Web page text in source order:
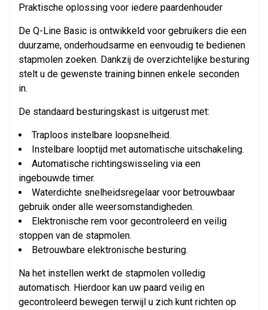
Praktische oplossing voor iedere paardenhouder
De Q-Line Basic is ontwikkeld voor gebruikers die een
duurzame, onderhoudsarme en eenvoudig te bedienen
stapmolen zoeken. Dankzij de overzichtelijke besturing
stelt u de gewenste training binnen enkele seconden
in.
De standaard besturingskast is uitgerust met:
Traploos instelbare loopsnelheid.
Instelbare looptijd met automatische uitschakeling.
Automatische richtingswisseling via een
ingebouwde timer.
Waterdichte snelheidsregelaar voor betrouwbaar
gebruik onder alle weersomstandigheden.
Elektronische rem voor gecontroleerd en veilig
stoppen van de stapmolen.
Betrouwbare elektronische besturing.
Na het instellen werkt de stapmolen volledig
automatisch. Hierdoor kan uw paard veilig en
gecontroleerd bewegen terwijl u zich kunt richten op